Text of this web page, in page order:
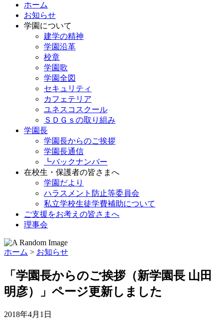
ホーム
お知らせ
学園について
建学の精神
学園沿革
校章
学園歌
学園全図
セキュリティ
カフェテリア
ユネスコスクール
ＳＤＧｓの取り組み
学園長
学園長からのご挨拶
学園長通信
┗バックナンバー
在校生・保護者の皆さまへ
学園だより
ハラスメント防止等委員会
私立学校生徒学費補助について
ご支援をお考えの皆さまへ
理事会
ホーム > お知らせ
「学園長からのご挨拶（新学園長 山田
明彦）」ページ更新しました
2018年4月1日